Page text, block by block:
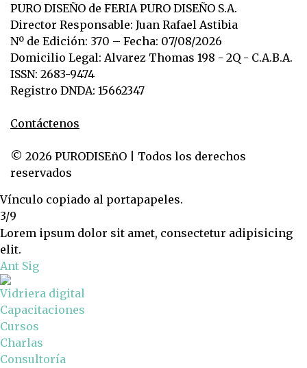
PURO DISEÑO de FERIA PURO DISEÑO S.A.
Director Responsable: Juan Rafael Astibia
Nº de Edición: 370 – Fecha: 07/08/2026
Domicilio Legal: Alvarez Thomas 198 - 2Q - C.A.B.A.
ISSN: 2683-9474
Registro DNDA: 15662347
Contáctenos
© 2026 PURODISEñO | Todos los derechos
reservados
Vínculo copiado al portapapeles.
3/9
Lorem ipsum dolor sit amet, consectetur adipisicing
elit.
Ant Sig
Vidriera digital
Capacitaciones
Cursos
Charlas
Consultoría